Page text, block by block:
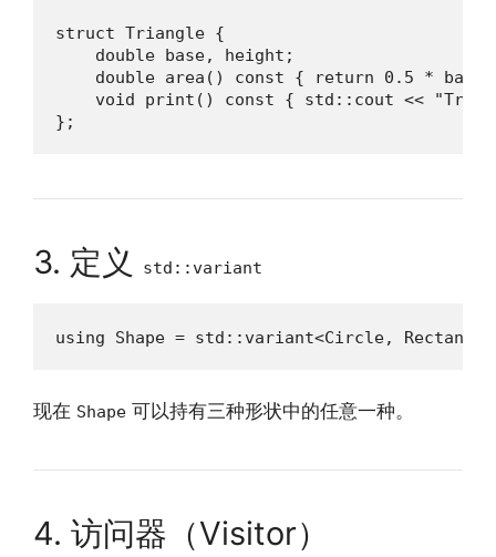
struct Triangle {
    double base, height;
double area() const { return 0.5 * base
void print() const { std::cout <<
};
3. 定义 std::variant
using Shape = std::variant<Circle,
现在 Shape 可以持有三种形状中的任意一种。
4. 访问器（Visitor）